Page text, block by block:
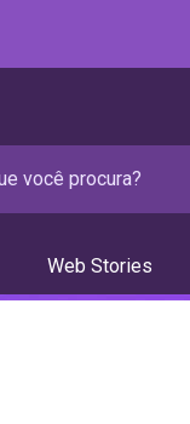
Web Stories